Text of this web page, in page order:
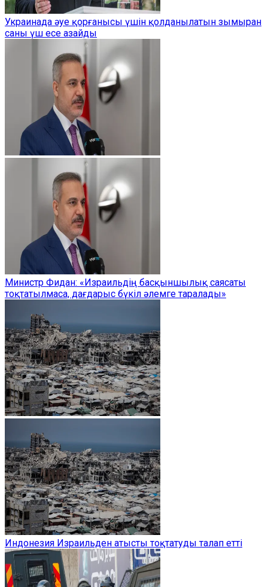
Украинада әуе қорғанысы үшін қолданылатын зымыран
саны үш есе азайды
Министр Фидан: «Израильдің басқыншылық саясаты
тоқтатылмаса, дағдарыс бүкіл әлемге таралады»
Индонезия Израильден атысты тоқтатуды талап етті